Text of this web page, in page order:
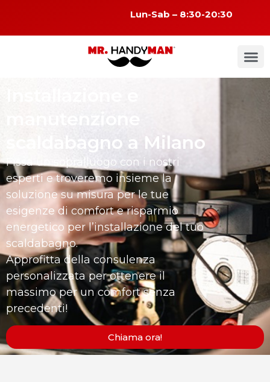
Lun-Sab – 8:30-20:30
scaldabagno a Milano
Fissa un sopralluogo con i nostri
esperti e troveremo insieme la
soluzione su misura per le tue
esigenze di comfort e risparmio
energetico per l’installazione del tuo
scaldabagno.
Approfitta della consulenza
personalizzata per ottenere il
massimo per un comfort senza
precedenti!
Chiama ora!